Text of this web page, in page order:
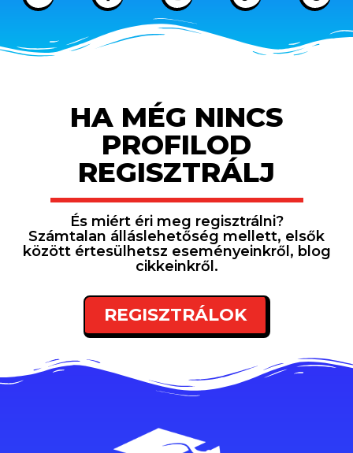
HA MÉG NINCS
PROFILOD
REGISZTRÁLJ
És miért éri meg regisztrálni?
Számtalan álláslehetőség mellett, elsők
között értesülhetsz eseményeinkről, blog
cikkeinkről.
REGISZTRÁLOK